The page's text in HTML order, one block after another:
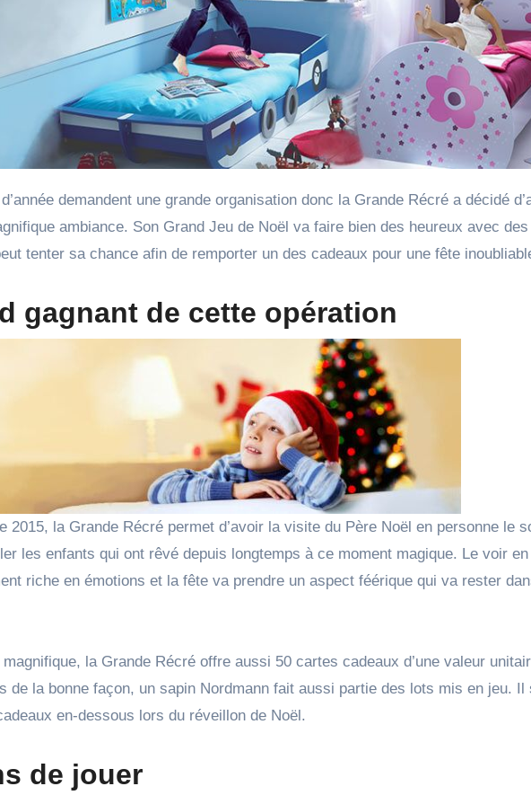
ambiance. Son Grand Jeu de Noël va faire bien des heureux avec
tenter sa chance afin de remporter un des cadeaux pour une fête
gagnant de cette opération
2015, la Grande Récré permet d’avoir la visite du Père Noël en personne le
les enfants qui ont rêvé depuis longtemps à ce moment magique. Le voir
riche en émotions et la fête va prendre un aspect féérique qui va rester
la Grande Récré offre aussi 50 cartes cadeaux d’une valeur
de la bonne façon, un sapin Nordmann fait aussi partie des lots mis en jeu. Il
en-dessous lors du réveillon de Noël.
de jouer